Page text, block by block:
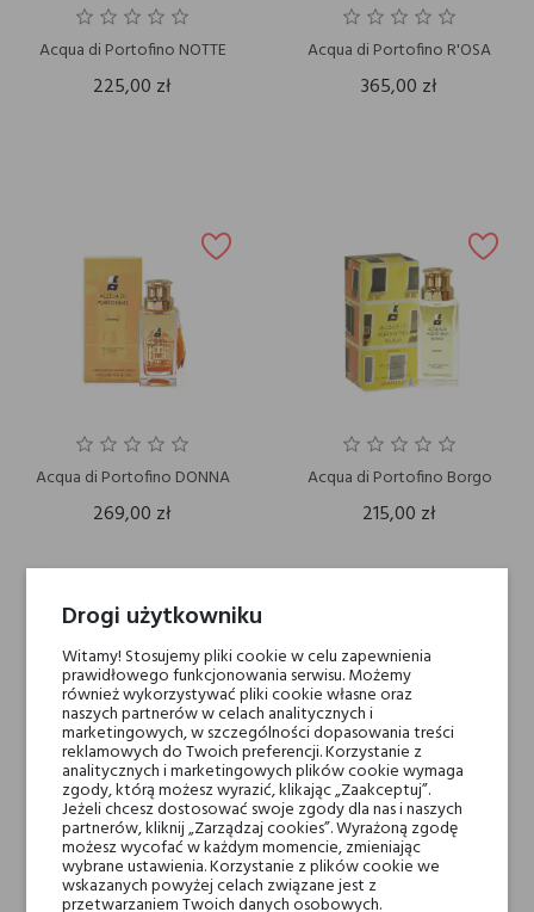
Acqua di Portofino NOTTE
225,00 zł
Acqua di Portofino R'OSA
365,00 zł
Acqua di Portofino DONNA
269,00 zł
Acqua di Portofino Borgo
215,00 zł
Acqua di Portofino SAIL Acqua di Portofino ACQUA DI
Drogi użytkowniku
Witamy! Stosujemy pliki cookie w celu zapewnienia
prawidłowego funkcjonowania serwisu. Możemy
również wykorzystywać pliki cookie własne oraz
naszych partnerów w celach analitycznych i
marketingowych, w szczególności dopasowania treści
reklamowych do Twoich preferencji. Korzystanie z
analitycznych i marketingowych plików cookie wymaga
zgody, którą możesz wyrazić, klikając „Zaakceptuj”.
Jeżeli chcesz dostosować swoje zgody dla nas i naszych
partnerów, kliknij „Zarządzaj cookies”. Wyrażoną zgodę
możesz wycofać w każdym momencie, zmieniając
wybrane ustawienia. Korzystanie z plików cookie we
wskazanych powyżej celach związane jest z
przetwarzaniem Twoich danych osobowych.